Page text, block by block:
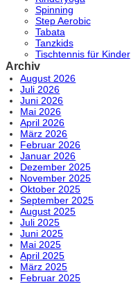
Spinning
Step Aerobic
Tabata
Tanzkids
Tischtennis für Kinder
Archiv
August 2026
Juli 2026
Juni 2026
Mai 2026
April 2026
März 2026
Februar 2026
Januar 2026
Dezember 2025
November 2025
Oktober 2025
September 2025
August 2025
Juli 2025
Juni 2025
Mai 2025
April 2025
März 2025
Februar 2025